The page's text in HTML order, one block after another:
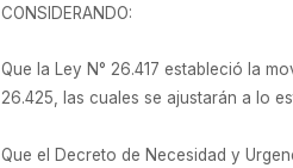
CONSIDERANDO:
Que la Ley N° 26.417 estableció la
26.425, las cuales se ajustarán a lo
Que el Decreto de Necesidad y